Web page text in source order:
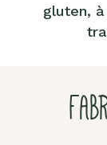
gluten,